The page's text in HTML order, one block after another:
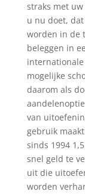
straks met
u nu doet,
worden in de
beleggen in
mogelijke
daarom als
van
gebruik
sinds 1994
snel geld te
uit die
worden